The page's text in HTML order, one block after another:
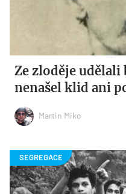
Ze zloděje udělali
nenašel klid ani
Martin Miko